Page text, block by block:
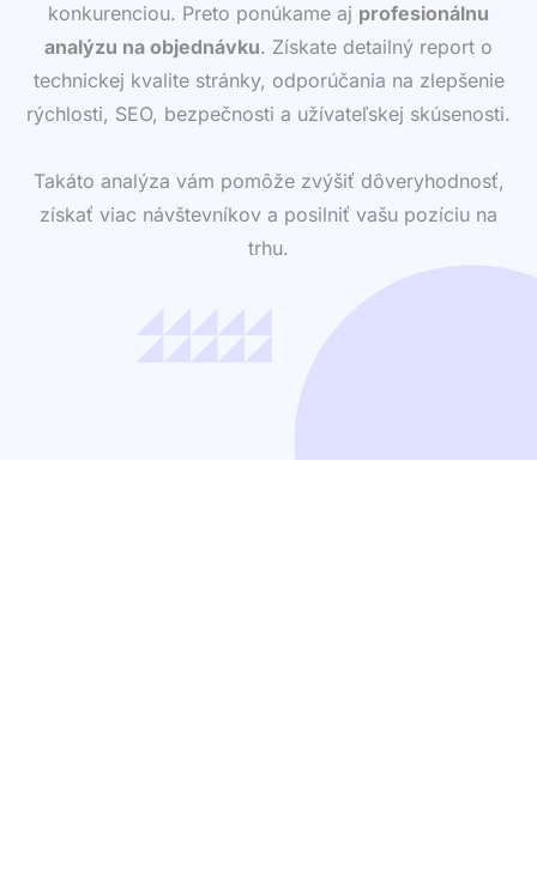
konkurenciou. Preto ponúkame aj profesionálnu
analýzu na objednávku. Získate detailný report o
technickej kvalite stránky, odporúčania na zlepšenie
rýchlosti, SEO, bezpečnosti a užívateľskej skúsenosti.
Takáto analýza vám pomôže zvýšiť dôveryhodnosť,
získať viac návštevníkov a posilniť vašu pozíciu na
trhu.